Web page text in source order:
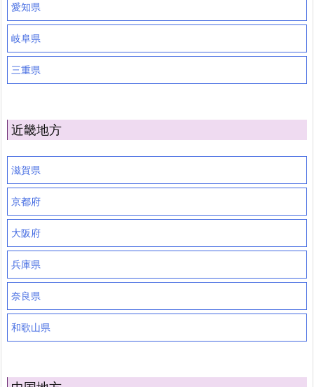
愛知県
岐阜県
三重県
近畿地方
滋賀県
京都府
大阪府
兵庫県
奈良県
和歌山県